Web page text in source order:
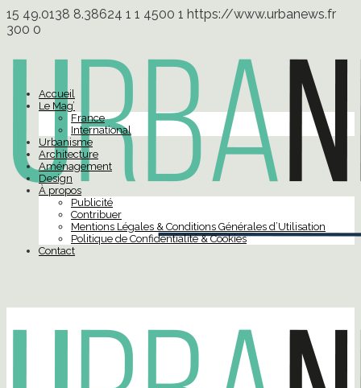
15 49.0138 8.38624 1 1 4500 1 https://www.urbanews.fr
300 0
Accueil
Le Mag’
France
International
Urbanisme
Architecture
Aménagement
Design
À propos
Publicité
Contribuer
Mentions Légales & Conditions Générales d’Utilisation
Politique de Confidentialité & Cookies
Contact